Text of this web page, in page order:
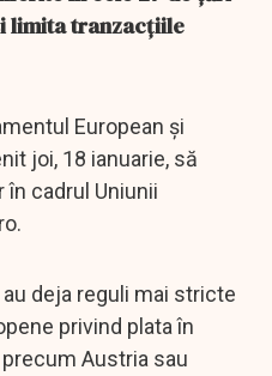
limita tranzacțiile
European și
joi, 18 ianuarie, să
cadrul Uniunii
deja reguli mai stricte
privind plata în
Austria sau